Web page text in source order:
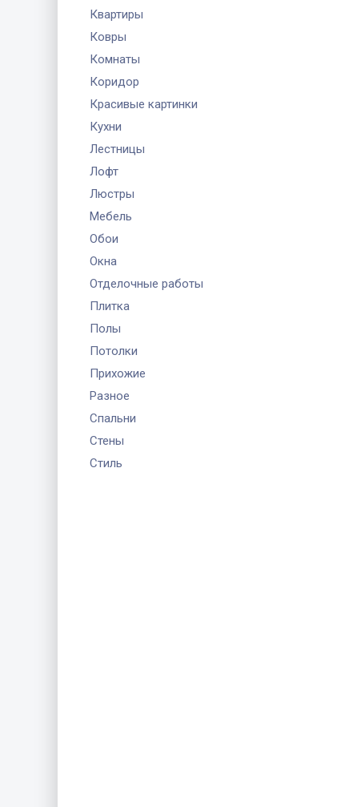
Квартиры
Ковры
Комнаты
Коридор
Красивые картинки
Кухни
Лестницы
Лофт
Люстры
Мебель
Обои
Окна
Отделочные работы
Плитка
Полы
Потолки
Прихожие
Разное
Спальни
Стены
Стиль